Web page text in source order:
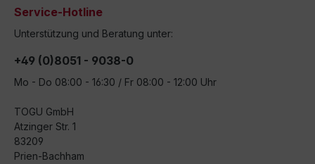
Service-Hotline
Unterstützung und Beratung unter:
+49 (0)8051 - 9038-0
Mo - Do 08:00 - 16:30 / Fr 08:00 - 12:00 Uhr
TOGU GmbH
Atzinger Str. 1
83209
Prien-Bachham